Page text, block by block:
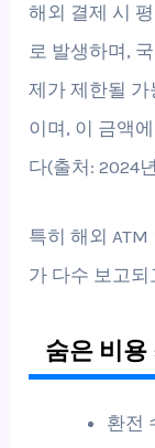
해외 결제 시
로 발생하며,
제가 제한될 가
이며, 이 금액
다(출처: 2024
특히 해외
가 다수 보고
숨은 비용
환전